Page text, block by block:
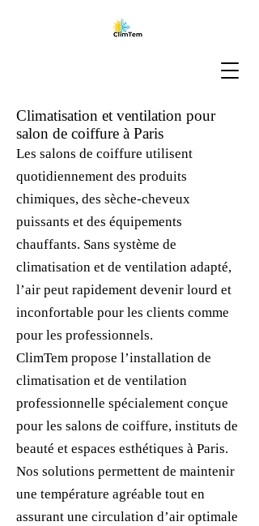
Climatisation et ventilation pour
salon de coiffure à Paris
Les salons de coiffure utilisent
quotidiennement des produits
chimiques, des sèche-cheveux
puissants et des équipements
chauffants. Sans système de
climatisation et de ventilation adapté,
l’air peut rapidement devenir lourd et
inconfortable pour les clients comme
pour les professionnels.
ClimTem propose l’installation de
climatisation et de ventilation
professionnelle spécialement conçue
pour les salons de coiffure, instituts de
beauté et espaces esthétiques à Paris.
Nos solutions permettent de maintenir
une température agréable tout en
assurant une circulation d’air optimale